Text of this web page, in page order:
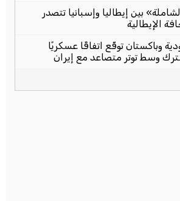
بين إيطاليا وإسبانيا تتصدر
الإيطالية
وباكستان توقّع اتفاقًا عسكريًا
وسط توتر متصاعد مع إيران